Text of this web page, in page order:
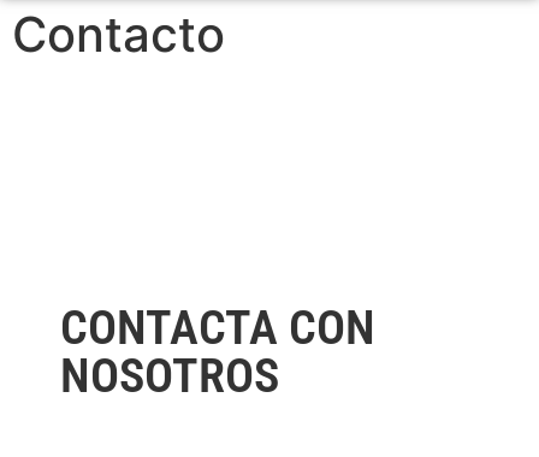
Contacto
CONTACTA CON
NOSOTROS